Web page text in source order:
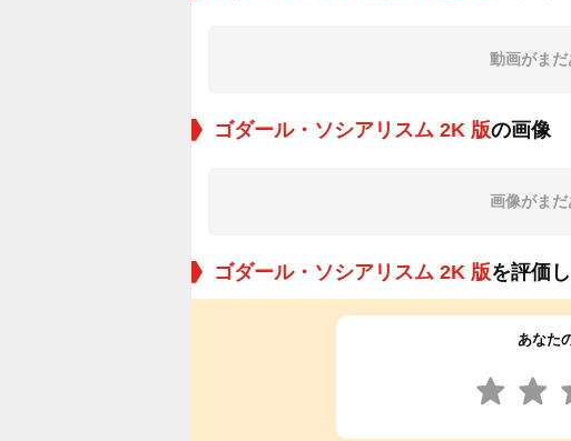
動画がまだ
ゴダール・ソシアリスム 2K 版の画像
画像がまだ
ゴダール・ソシアリスム 2K 版を評価
あなた